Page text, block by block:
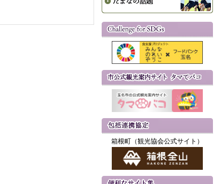
箱根町（観光協会公式サイト）